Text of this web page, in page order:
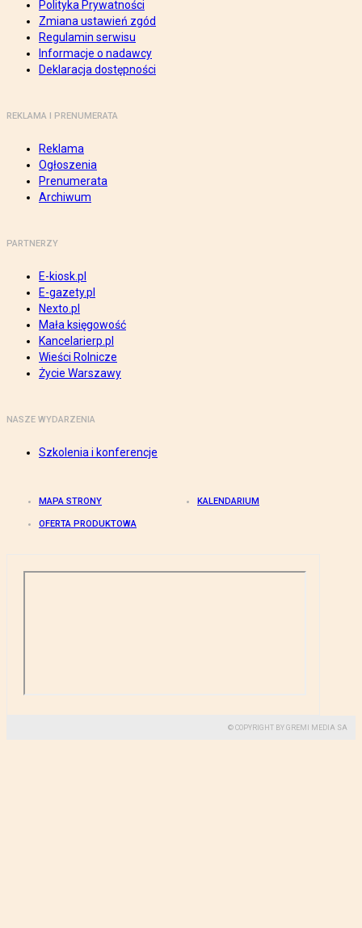
Polityka Prywatności
Zmiana ustawień zgód
Regulamin serwisu
Informacje o nadawcy
Deklaracja dostępności
REKLAMA I PRENUMERATA
Reklama
Ogłoszenia
Prenumerata
Archiwum
PARTNERZY
E-kiosk.pl
E-gazety.pl
Nexto.pl
Mała księgowość
Kancelarierp.pl
Wieści Rolnicze
Życie Warszawy
NASZE WYDARZENIA
Szkolenia i konferencje
MAPA STRONY KALENDARIUM
OFERTA PRODUKTOWA
© COPYRIGHT BY GREMI MEDIA SA